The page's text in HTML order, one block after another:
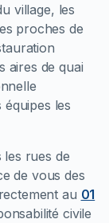
village, les
proches de
aires de quai
les
rues de
de vous des
au 01
civile